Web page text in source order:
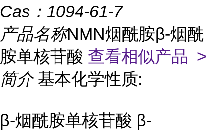
Cas： 1094-61-7
产品名称NMN烟酰胺β-烟酰
胺单核苷酸 查看相似产品 >
简介 基本化学性质:
β-烟酰胺单核苷酸 β-